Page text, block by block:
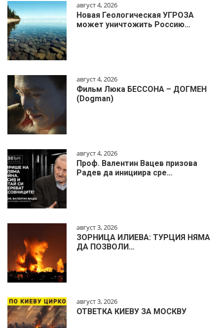
август 4, 2026
Новая Геологическая УГРОЗА
может уничтожить Россию…
август 4, 2026
Фильм Люка БЕССОНА – ДОГМЕН
(Dogman)
август 4, 2026
Проф. Валентин Вацев призова
Радев да инициира сре…
август 3, 2026
ЗОРНИЦА ИЛИЕВА: ТУРЦИЯ НЯМА
ДА ПОЗВОЛИ…
август 3, 2026
ОТВЕТКА КИЕВУ ЗА МОСКВУ